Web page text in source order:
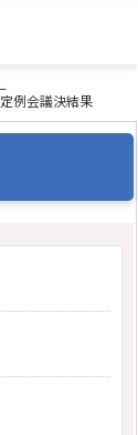
定例会議決結果